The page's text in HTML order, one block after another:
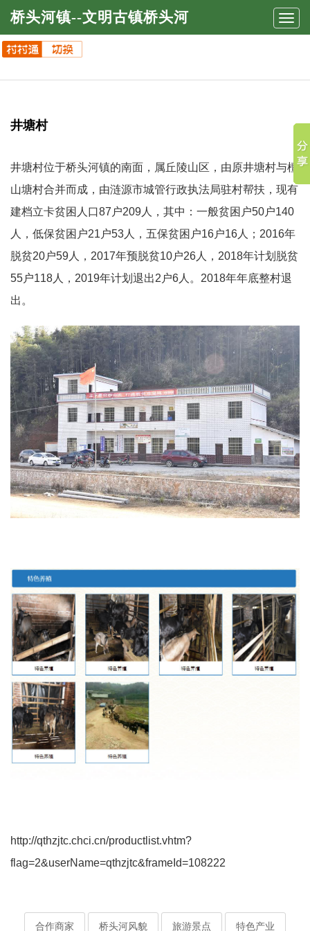
桥头河镇--文明古镇桥头河
井塘村
井塘村位于桥头河镇的南面，属丘陵山区，由原井塘村与檀
山塘村合并而成，由涟源市城管行政执法局驻村帮扶，现有
建档立卡贫困人口87户209人，其中：一般贫困户50户140
人，低保贫困户21户53人，五保贫困户16户16人；2016年
脱贫20户59人，2017年预脱贫10户26人，2018年计划脱贫
55户118人，2019年计划退出2户6人。2018年年底整村退
出。
http://qthzjtc.chci.cn/productlist.vhtm?
flag=2&userName=qthzjtc&frameId=108222
合作商家 桥头河风貌 旅游景点 特色产业